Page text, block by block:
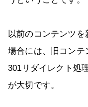
以前のコンテンツ
場合には、旧コンテ
301リダイレクト処
が大切です。